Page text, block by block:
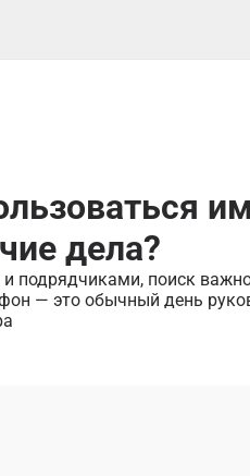
дела?
подрядчиками, поиск
— это обычный день